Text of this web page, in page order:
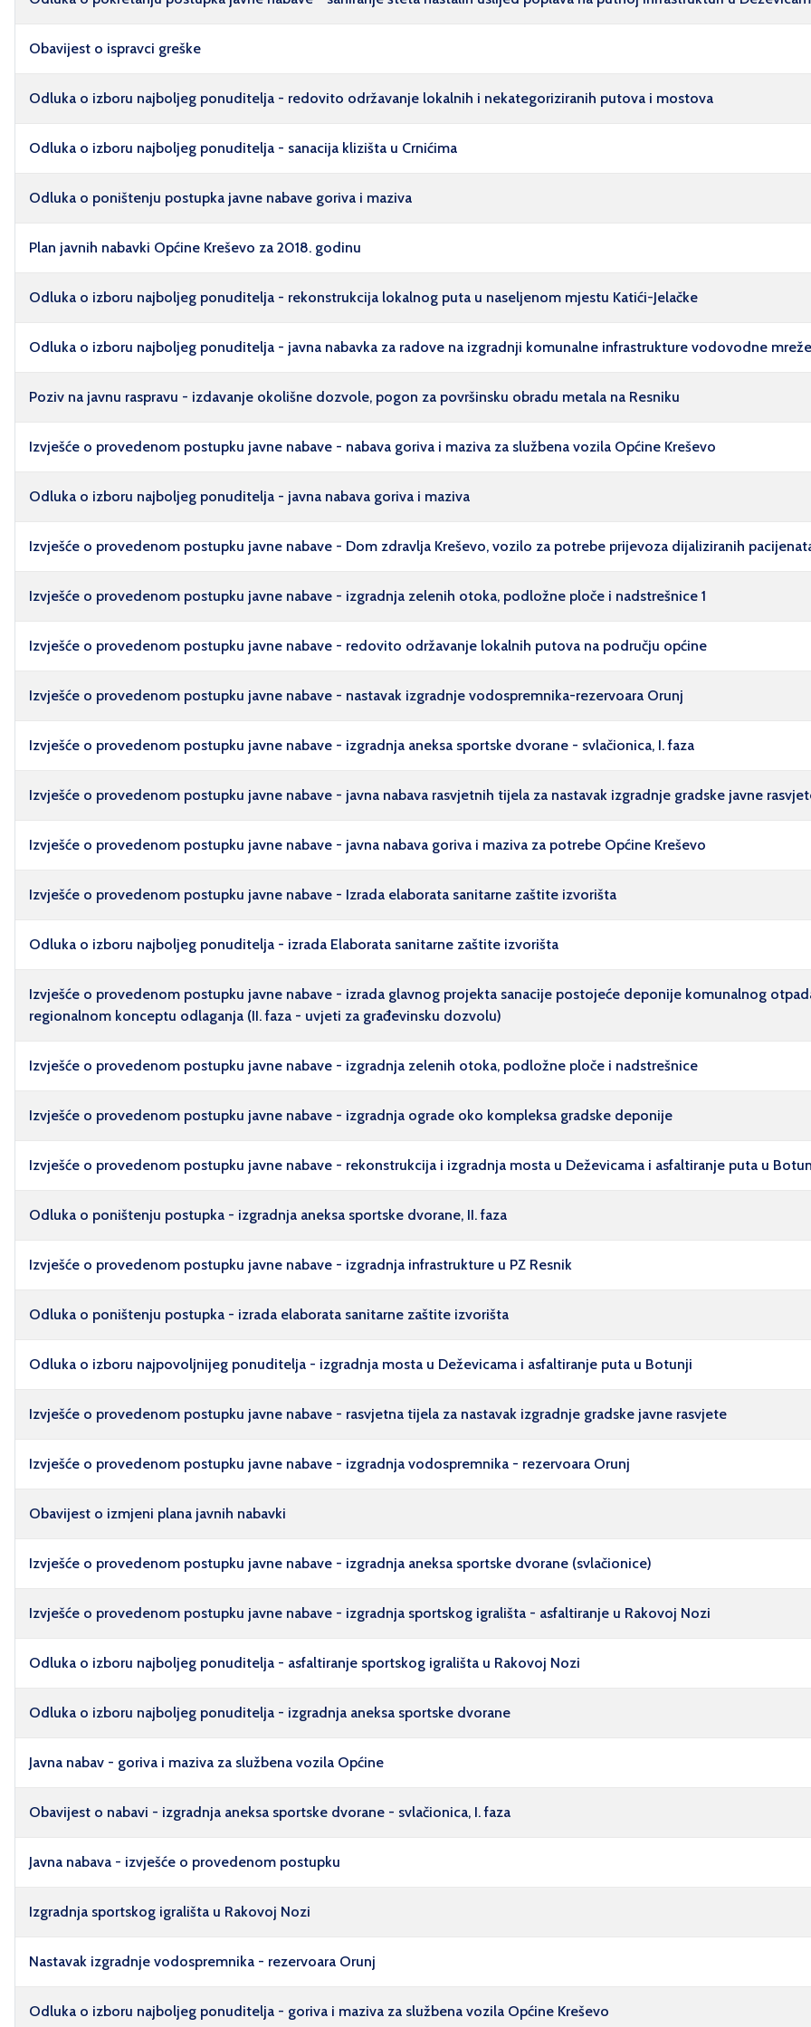
Obavijest o ispravci greške
Odluka o izboru najboljeg ponuditelja - redovito održavanje lokalnih i nekategoriziranih putova i mostova
Odluka o izboru najboljeg ponuditelja - sanacija klizišta u Crnićima
Odluka o poništenju postupka javne nabave goriva i maziva
Plan javnih nabavki Općine Kreševo za 2018. godinu
Odluka o izboru najboljeg ponuditelja - rekonstrukcija lokalnog puta u naseljenom mjestu Katići-Jelačke
Odluka o izboru najboljeg ponuditelja - javna nabavka za radove na izgradnji komunalne infrastrukture vodovodne
Poziv na javnu raspravu - izdavanje okolišne dozvole, pogon za površinsku obradu metala na Resniku
Izvješće o provedenom postupku javne nabave - nabava goriva i maziva za službena vozila Općine Kreševo
Odluka o izboru najboljeg ponuditelja - javna nabava goriva i maziva
Izvješće o provedenom postupku javne nabave - Dom zdravlja Kreševo, vozilo za potrebe prijevoza dijaliziranih
Izvješće o provedenom postupku javne nabave - izgradnja zelenih otoka, podložne ploče i nadstrešnice 1
Izvješće o provedenom postupku javne nabave - redovito održavanje lokalnih putova na području općine
Izvješće o provedenom postupku javne nabave - nastavak izgradnje vodospremnika-rezervoara Orunj
Izvješće o provedenom postupku javne nabave - izgradnja aneksa sportske dvorane - svlačionica, I. faza
Izvješće o provedenom postupku javne nabave - javna nabava rasvjetnih tijela za nastavak izgradnje gradske javne
Izvješće o provedenom postupku javne nabave - javna nabava goriva i maziva za potrebe Općine Kreševo
Izvješće o provedenom postupku javne nabave - Izrada elaborata sanitarne zaštite izvorišta
Odluka o izboru najboljeg ponuditelja - izrada Elaborata sanitarne zaštite izvorišta
Izvješće o provedenom postupku javne nabave - izrada glavnog projekta sanacije postojeće deponije komunalnog
regionalnom konceptu odlaganja (II. faza - uvjeti za građevinsku dozvolu)
Izvješće o provedenom postupku javne nabave - izgradnja zelenih otoka, podložne ploče i nadstrešnice
Izvješće o provedenom postupku javne nabave - izgradnja ograde oko kompleksa gradske deponije
Izvješće o provedenom postupku javne nabave - rekonstrukcija i izgradnja mosta u Deževicama i asfaltiranje puta u
Odluka o poništenju postupka - izgradnja aneksa sportske dvorane, II. faza
Izvješće o provedenom postupku javne nabave - izgradnja infrastrukture u PZ Resnik
Odluka o poništenju postupka - izrada elaborata sanitarne zaštite izvorišta
Odluka o izboru najpovoljnijeg ponuditelja - izgradnja mosta u Deževicama i asfaltiranje puta u Botunji
Izvješće o provedenom postupku javne nabave - rasvjetna tijela za nastavak izgradnje gradske javne rasvjete
Izvješće o provedenom postupku javne nabave - izgradnja vodospremnika - rezervoara Orunj
Obavijest o izmjeni plana javnih nabavki
Izvješće o provedenom postupku javne nabave - izgradnja aneksa sportske dvorane (svlačionice)
Izvješće o provedenom postupku javne nabave - izgradnja sportskog igrališta - asfaltiranje u Rakovoj Nozi
Odluka o izboru najboljeg ponuditelja - asfaltiranje sportskog igrališta u Rakovoj Nozi
Odluka o izboru najboljeg ponuditelja - izgradnja aneksa sportske dvorane
Javna nabav - goriva i maziva za službena vozila Općine
Obavijest o nabavi - izgradnja aneksa sportske dvorane - svlačionica, I. faza
Javna nabava - izvješće o provedenom postupku
Izgradnja sportskog igrališta u Rakovoj Nozi
Nastavak izgradnje vodospremnika - rezervoara Orunj
Odluka o izboru najboljeg ponuditelja - goriva i maziva za službena vozila Općine Kreševo